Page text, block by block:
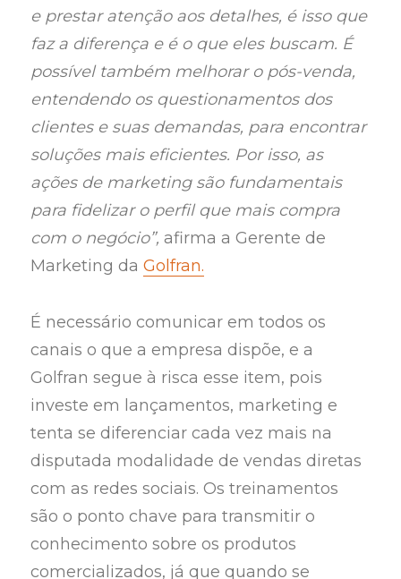
e prestar atenção aos detalhes, é isso que
faz a diferença e é o que eles buscam. É
possível também melhorar o pós-venda,
entendendo os questionamentos dos
clientes e suas demandas, para encontrar
soluções mais eficientes. Por isso, as
ações de marketing são fundamentais
para fidelizar o perfil que mais compra
com o negócio”, afirma a Gerente de
Marketing daGolfran.
É necessário comunicar em todos os
canais o que a empresa dispõe, e a
Golfran segue à risca esse item, pois
investe em lançamentos, marketing e
tenta se diferenciar cada vez mais na
disputada modalidade de vendas diretas
com as redes sociais. Os treinamentos
são o ponto chave para transmitir o
conhecimento sobre os produtos
comercializados, já que quando se